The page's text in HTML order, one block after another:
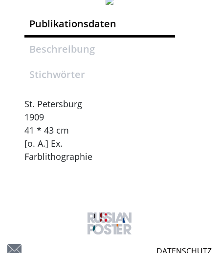
Publikationsdaten
Beschreibung
Stichwörter
St. Petersburg
1909
41 * 43 cm
[o. A.] Ex.
Farblithographie